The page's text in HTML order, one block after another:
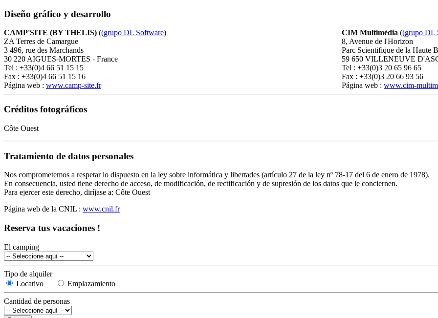
Diseño gráfico y desarrollo
CAMP'SITE (BY THELIS) ((grupo DL Software)
ZA Terres de Camargue
3 496, rue des Marchands
30 220 AIGUES-MORTES - France
Tel : +33(0)4 66 51 15 15
Fax : +33(0)4 66 51 15 16
Página web : www.camp-site.fr
CIM Multimédia ((grupo DL
8, Avenue de l'Horizon
Parc Scientifique de la Haute
59 650 VILLENEUVE
Tel : +33(0)3 20 65 96 65
Fax : +33(0)3 20 66 93 56
Página web : www.cim-
Créditos fotográficos
Côte Ouest
Tratamiento de datos personales
Nos comprometemos a respetar lo dispuesto en la ley sobre informática y libertades (artículo 27 de la ley nº 78-17 del 6 de enero de 1978).
En consecuencia, usted tiene derecho de acceso, de modificación, de rectificación y de supresión de los datos que le conciernen.
Para ejercer este derecho, diríjase a: Côte Ouest
Página web de la CNIL : www.cnil.fr
Reserva tus vacaciones !
El camping
Tipo de alquiler
Locativo
Emplazamiento
Cantidad de personas